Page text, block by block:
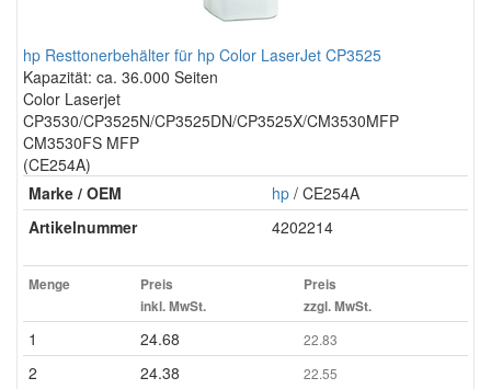
hp Resttonerbehälter für hp Color LaserJet CP3525
Kapazität: ca. 36.000 Seiten
Color Laserjet
CP3530/CP3525N/CP3525DN/CP3525X/CM3530MFP
CM3530FS MFP
(CE254A)
Marke / OEM
hp / CE254A
Artikelnummer
4202214
Menge
Preis
inkl. MwSt.
Preis
zzgl. MwSt.
1 24.68 22.83
2 24.38 22.55